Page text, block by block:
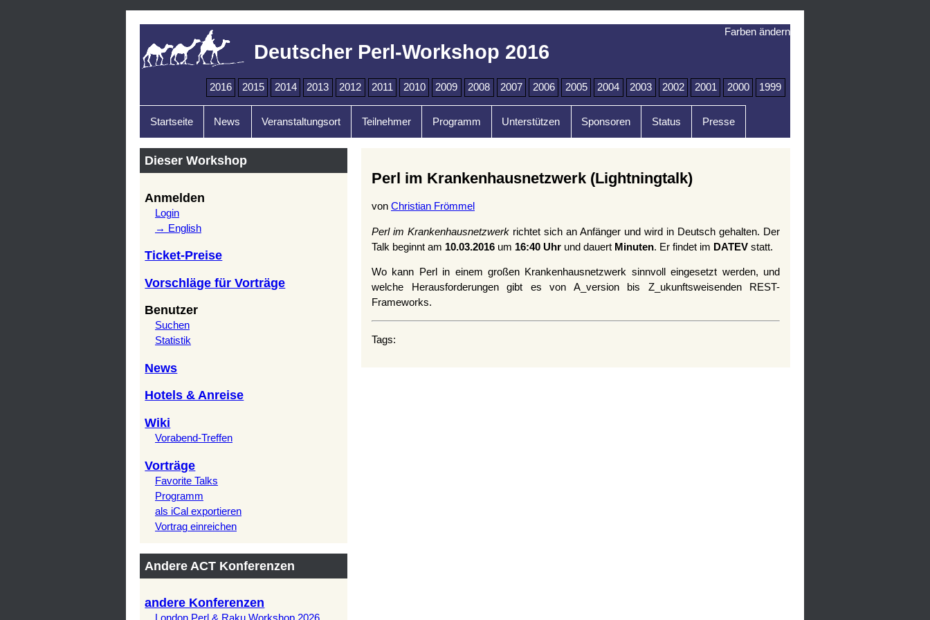
Deutscher Perl-Workshop 2016
2016 2015 2014 2013 2012 2011 2010 2009 2008 2007 2006 2005 2004 2003 2002 2001 2000 1999
Startseite News Veranstaltungsort Teilnehmer Programm Unterstützen Sponsoren Status Presse
Farben ändern
Dieser Workshop
Anmelden
Login
→ English
Ticket-Preise
Vorschläge für Vorträge
Benutzer
Suchen
Statistik
News
Hotels & Anreise
Wiki
Vorabend-Treffen
Vorträge
Favorite Talks
Programm
als iCal exportieren
Vortrag einreichen
Andere ACT Konferenzen
andere Konferenzen
Perl im Krankenhausnetzwerk (Lightningtalk)
von Christian Frömmel
Perl im Krankenhausnetzwerk richtet sich an Anfänger und wird in Deutsch gehalten. Der
Talk beginnt am 10.03.2016 um 16:40 Uhr und dauert Minuten. Er findet im DATEV statt.
Wo kann Perl in einem großen Krankenhausnetzwerk sinnvoll eingesetzt werden, und
welche Herausforderungen gibt es von A_version bis Z_ukunftsweisenden REST-
Frameworks.
Tags: